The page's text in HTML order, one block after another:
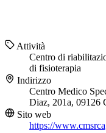
Attività
Centro di
di fisioterapia
Indirizzo
Centro Medico
Diaz, 201a, 09126
Sito web
https://